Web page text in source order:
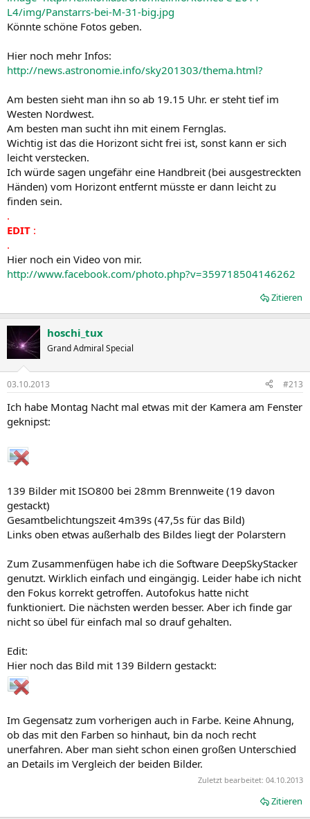
L4/img/Panstarrs-bei-M-31-big.jpg
Könnte schöne Fotos geben.
Hier noch mehr Infos:
http://news.astronomie.info/sky201303/thema.html?
Am besten sieht man ihn so ab 19.15 Uhr. er steht tief im
Westen Nordwest.
Am besten man sucht ihn mit einem Fernglas.
Wichtig ist das die Horizont sicht frei ist, sonst kann er sich
leicht verstecken.
Ich würde sagen ungefähr eine Handbreit (bei ausgestreckten
Händen) vom Horizont entfernt müsste er dann leicht zu
finden sein.
.
EDIT :
.
Hier noch ein Video von mir.
http://www.facebook.com/photo.php?v=359718504146262
Zitieren
hoschi_tux
Grand Admiral Special
03.10.2013 #213
Ich habe Montag Nacht mal etwas mit der Kamera am Fenster
geknipst:
139 Bilder mit ISO800 bei 28mm Brennweite (19 davon
gestackt)
Gesamtbelichtungszeit 4m39s (47,5s für das Bild)
Links oben etwas außerhalb des Bildes liegt der Polarstern
Zum Zusammenfügen habe ich die Software DeepSkyStacker
genutzt. Wirklich einfach und eingängig. Leider habe ich nicht
den Fokus korrekt getroffen. Autofokus hatte nicht
funktioniert. Die nächsten werden besser. Aber ich finde gar
nicht so übel für einfach mal so drauf gehalten.
Edit:
Hier noch das Bild mit 139 Bildern gestackt:
Im Gegensatz zum vorherigen auch in Farbe. Keine Ahnung,
ob das mit den Farben so hinhaut, bin da noch recht
unerfahren. Aber man sieht schon einen großen Unterschied
an Details im Vergleich der beiden Bilder.
Zuletzt bearbeitet: 04.10.2013
Zitieren